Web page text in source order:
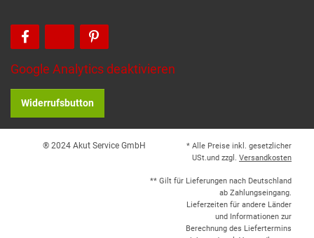
Google Analytics deaktivieren
Widerrufsbutton
® 2024 Akut Service GmbH
* Alle Preise inkl. gesetzlicher
USt.und zzgl. Versandkosten
** Gilt für Lieferungen nach Deutschland
ab Zahlungseingang.
Lieferzeiten für andere Länder
und Informationen zur
Berechnung des Liefertermins